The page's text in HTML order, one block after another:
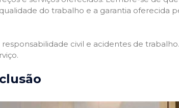
do trabalho e a garantia oferecida
civil e acidentes de